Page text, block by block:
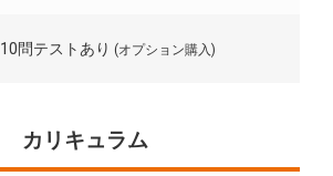
10問テストあり (オプション購入)
カリキュラム